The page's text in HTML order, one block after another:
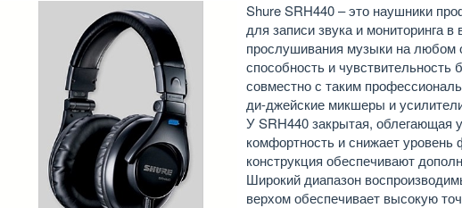
Shure SRH440 – это наушники
для записи звука и мониторинга
прослушивания музыки на любом
способность и
совместно с таким
ди-джейские микшеры и
У SRH440 закрытая, облегающая
комфортность и снижает уровень
конструкция обеспечивают
Широкий диапазон
верхом обеспечивает высокую